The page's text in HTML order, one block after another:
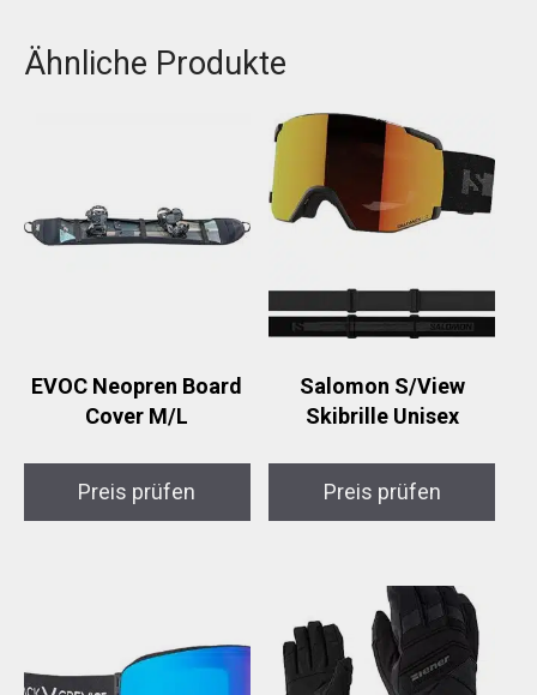
Ähnliche Produkte
EVOC Neopren Board
Cover M/L
Preis prüfen
Salomon S/View
Skibrille Unisex
Preis prüfen